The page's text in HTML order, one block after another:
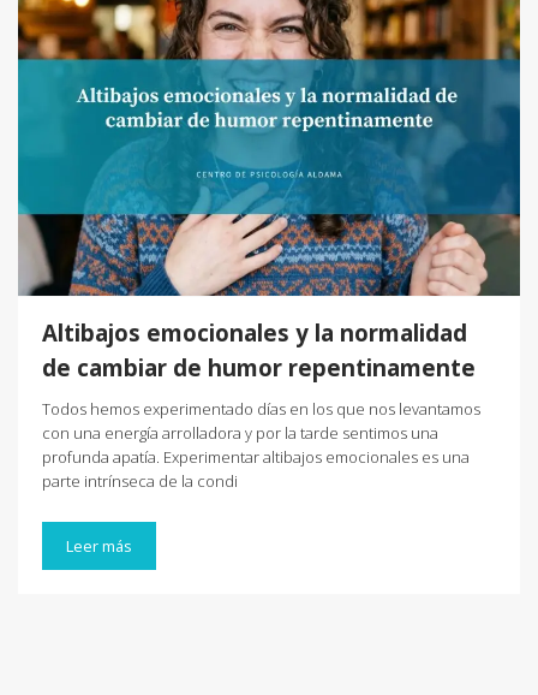
Altibajos emocionales y la normalidad
de cambiar de humor repentinamente
Todos hemos experimentado días en los que nos levantamos
con una energía arrolladora y por la tarde sentimos una
profunda apatía. Experimentar altibajos emocionales es una
parte intrínseca de la condi
Leer más